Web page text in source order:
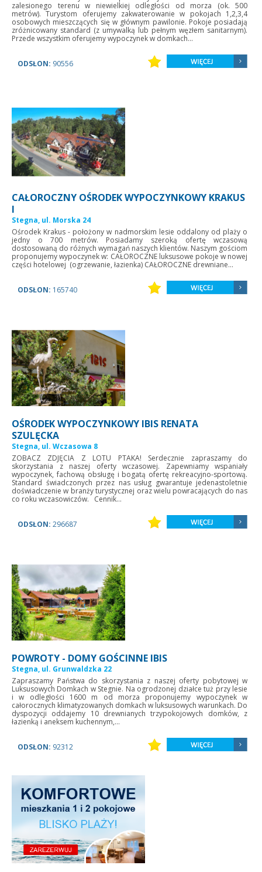
zalesionego terenu w niewielkiej odległości od morza (ok. 500
metrów). Turystom oferujemy zakwaterowanie w pokojach 1,2,3,4
osobowych mieszczących się w głównym pawilonie. Pokoje posiadają
zróżnicowany standard (z umywalką lub pełnym węzłem sanitarnym).
Przede wszystkim oferujemy wypoczynek w domkach...
ODSŁON: 90556
CAŁOROCZNY OŚRODEK WYPOCZYNKOWY KRAKUS
I
Stegna, ul. Morska 24
Ośrodek Krakus - położony w nadmorskim lesie oddalony od plaży o
jedny o 700 metrów. Posiadamy szeroką ofertę wczasową
dostosowaną do różnych wymagań naszych klientów. Naszym gościom
proponujemy wypoczynek w: CAŁOROCZNE luksusowe pokoje w nowej
części hotelowej (ogrzewanie, łazienka) CAŁOROCZNE drewniane...
ODSŁON: 165740
OŚRODEK WYPOCZYNKOWY IBIS RENATA
SZULĘCKA
Stegna, ul. Wczasowa 8
ZOBACZ ZDJĘCIA Z LOTU PTAKA! Serdecznie zapraszamy do
skorzystania z naszej oferty wczasowej. Zapewniamy wspaniały
wypoczynek, fachową obsługę i bogatą ofertę rekreacyjno-sportową.
Standard świadczonych przez nas usług gwarantuje jedenastoletnie
doświadczenie w branży turystycznej oraz wielu powracających do nas
co roku wczasowiczów. Cennik...
ODSŁON: 296687
POWROTY - DOMY GOŚCINNE IBIS
Stegna, ul. Grunwaldzka 22
Zapraszamy Państwa do skorzystania z naszej oferty pobytowej w
Luksusowych Domkach w Stegnie. Na ogrodzonej działce tuż przy lesie
i w odległości 1600 m od morza proponujemy wypoczynek w
całorocznych klimatyzowanych domkach w luksusowych warunkach. Do
dyspozycji oddajemy 10 drewnianych trzypokojowych domków, z
łazienką i aneksem kuchennym,...
ODSŁON: 92312